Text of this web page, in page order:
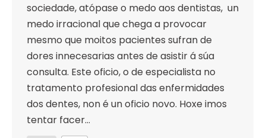
sociedade, atópase o medo aos dentistas, un
medo irracional que chega a provocar
mesmo que moitos pacientes sufran de
dores innecesarias antes de asistir á súa
consulta. Este oficio, o de especialista no
tratamento profesional das enfermidades
dos dentes, non é un oficio novo. Hoxe imos
tentar facer…